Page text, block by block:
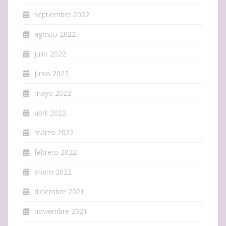
septiembre 2022
agosto 2022
julio 2022
junio 2022
mayo 2022
abril 2022
marzo 2022
febrero 2022
enero 2022
diciembre 2021
noviembre 2021